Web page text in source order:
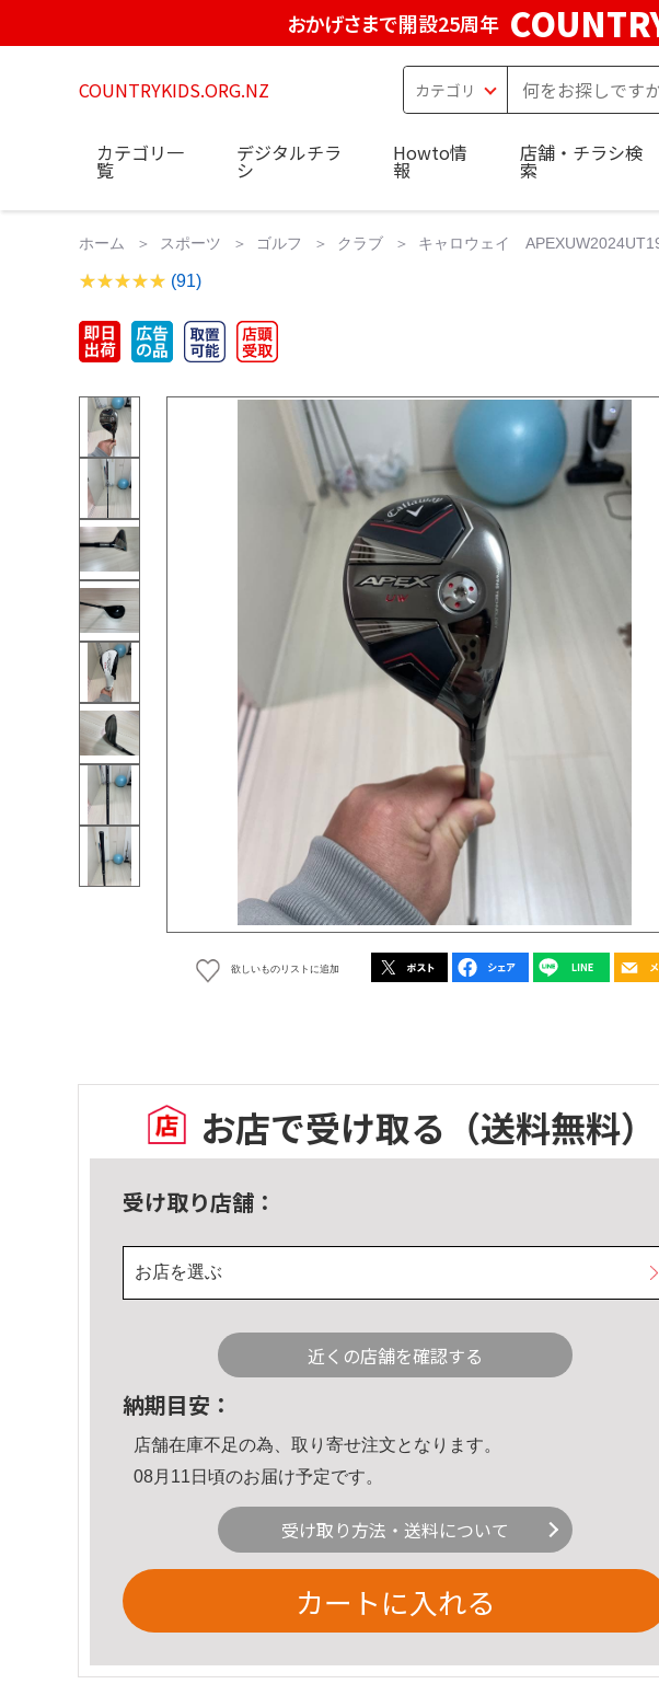
おかげさまで開設25周年
COUNTRYKIDS.ORG.NZ
カテゴリ一
覧
デジタルチラ
シ
Howto情
報
店舗・チラシ検
索
ホーム スポーツ ゴルフ クラブ キャロウェイ
(91)
欲しいものリストに追加
お店で受け取る （送料無料）
受け取り店舗：
お店を選ぶ
近くの店舗を確認する
納期目安：
店舗在庫不足の為、取り寄せ注文となります。
08月11日頃のお届け予定です。
受け取り方法・送料について
カートに入れる